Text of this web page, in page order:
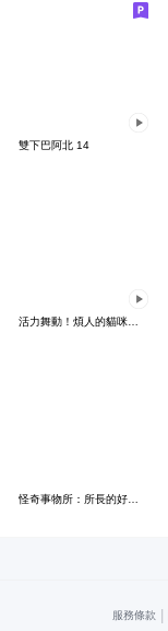
雙下巴阿北 14
活力舞動！煩人的貓咪★迷你版 2
服務條款 |